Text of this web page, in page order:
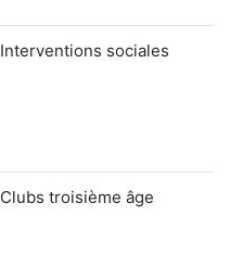
Interventions sociales
Clubs troisième âge